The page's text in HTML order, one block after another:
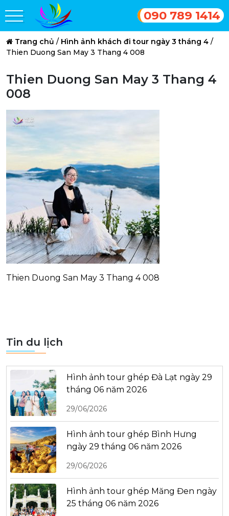
090 789 1414
Trang chủ / Hình ảnh khách đi tour ngày 3 tháng 4 /
Thien Duong San May 3 Thang 4 008
Thien Duong San May 3 Thang 4
008
Thien Duong San May 3 Thang 4 008
Tin du lịch
Hình ảnh tour ghép Đà Lạt ngày 29
tháng 06 năm 2026
29/06/2026
Hình ảnh tour ghép Bình Hưng
ngày 29 tháng 06 năm 2026
29/06/2026
Hình ảnh tour ghép Măng Đen ngày
25 tháng 06 năm 2026